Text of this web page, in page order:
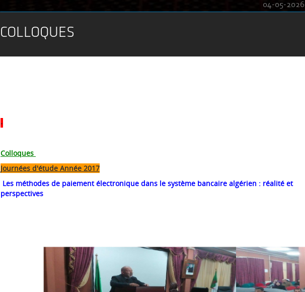
04-05-2026
COLLOQUES
-
Colloques
Journées d'étude Année 2017
Les méthodes de paiement électronique dans le système bancaire algérien : réalité et
perspectives